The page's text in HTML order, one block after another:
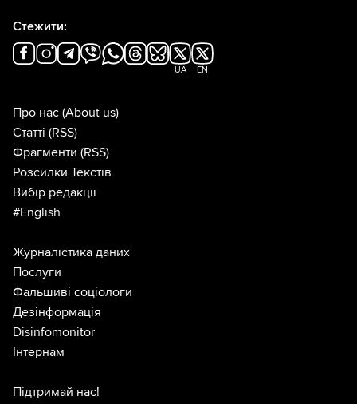
Стежити:
UA EN
Про нас (About us)
Статті (RSS)
Фрагменти (RSS)
Розсилки Текстів
Вибір редакції
#English
Журналістика даних
Послуги
Фальшиві соціологи
Дезінформація
Disinfomonitor
Інтернам
Підтримай нас!